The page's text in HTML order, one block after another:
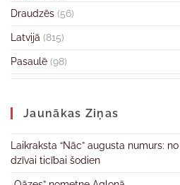
Draudzēs (56)
Latvijā (815)
Pasaulē (98)
Jaunākas Ziņas
Laikraksta “Nāc” augusta numurs:
dzīvai ticībai šodien